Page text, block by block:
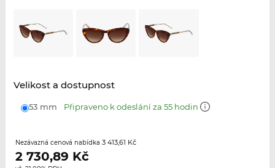
Velikost a dostupnost
53 mm Připraveno k odeslání za 55 hodin
Nezávazná cenová nabídka 3 413,61 Kč
2 730,89 Kč